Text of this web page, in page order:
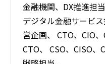
金融機関、DX推進担当
デジタル金融サービ
営企画、 CTO、CIO、
CTO、 CSO、CISO